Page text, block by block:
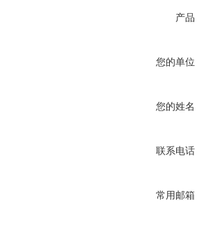
产品
您的单位
您的姓名
联系电话
常用邮箱